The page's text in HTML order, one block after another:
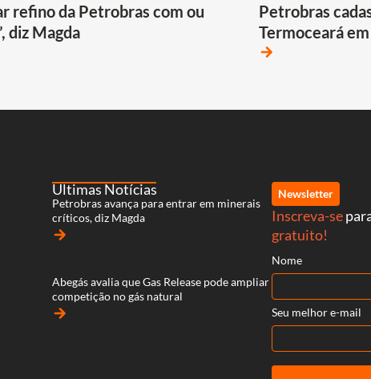
refino da Petrobras com ou
diz Magda
Petrobras
Termoceará
arrow_forward
Últimas Notícias
Petrobras avança para entrar em minerais
críticos, diz Magda
arrow_forward
Abegás avalia que Gas Release pode ampliar
competição no gás natural
arrow_forward
Newsletter
Inscreva-se
gratuito!
Nome
Seu melhor e-mail